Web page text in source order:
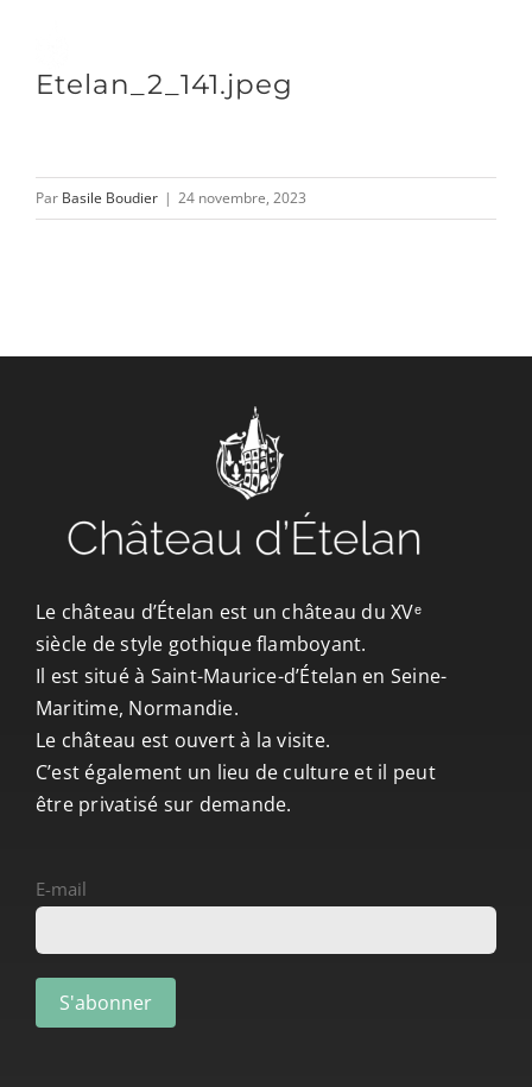
contenu
L’ASSOCIATION
CONTACT/ACCÈS
Etelan_2_141.jpeg
Par Basile Boudier | 24 novembre, 2023
Le château d’Ételan est un château du XVᵉ
siècle de style gothique flamboyant.
Il est situé à Saint-Maurice-d’Ételan en Seine-
Maritime, Normandie.
Le château est ouvert à la visite.
C’est également un lieu de culture et il peut
être privatisé sur demande.
E-mail